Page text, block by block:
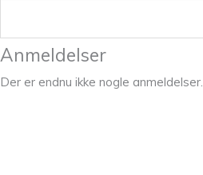
Anmeldelser
Der er endnu ikke nogle anmeldelser.